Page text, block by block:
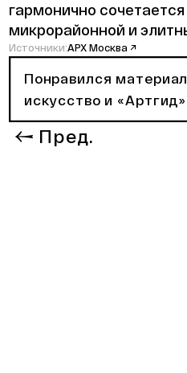
гармонично
микрорайонной и
Источники:АРХ Москва ↗
Понравился
искусство и
Пред.